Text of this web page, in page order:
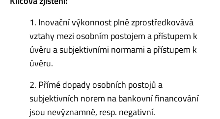
1. Inovační výkonnost plně zprostředkovává
vztahy mezi osobním postojem a přístupem k
úvěru a subjektivními normami a přístupem k
úvěru.
2. Přímé dopady osobních postojů a
subjektivních norem na bankovní financování
jsou nevýznamné, resp. negativní.